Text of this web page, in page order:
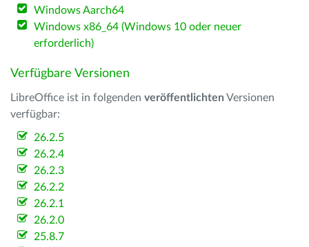
Windows Aarch64
Windows x86_64 (Windows 10 oder neuer
erforderlich)
Verfügbare Versionen
LibreOffice ist in folgenden veröffentlichten Versionen
verfügbar:
26.2.5
26.2.4
26.2.3
26.2.2
26.2.1
26.2.0
25.8.7